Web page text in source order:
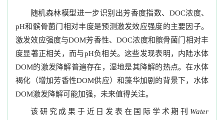
随机森林模型进一步识别出芳香度指数、 DOC浓度、
pH和髌骨菌门相对丰度是预测激发效应强度的主要因子。
激发效应强度与DOM芳香性、DOC浓度和髌骨菌门相对丰
度显著正相关，而与pH负相关。这些发现表明，内陆水体
DOM的激发降解普遍存在，湿地是其降解的热点。在水体
褐化（增加芳香性DOM供应）和藻华加剧的背景下，水体
DOM激发降解可能加强，未来值得关注。
该研究成果于近日发表在国际学术期刊 Water